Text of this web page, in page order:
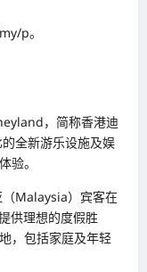
p。
，简称香港迪
全新游乐设施及娱
验。
Malaysia）宾客在
供理想的度假胜
，包括家庭及年轻